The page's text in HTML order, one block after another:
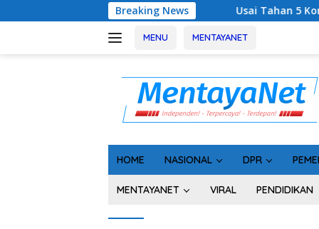
ke
Breaking NewsUsai Tahan 5 Komisioner KPU
MENU MENTAYANET
HOME NASIONAL DPR
MENTAYANET VIRAL PENDIDIKAN